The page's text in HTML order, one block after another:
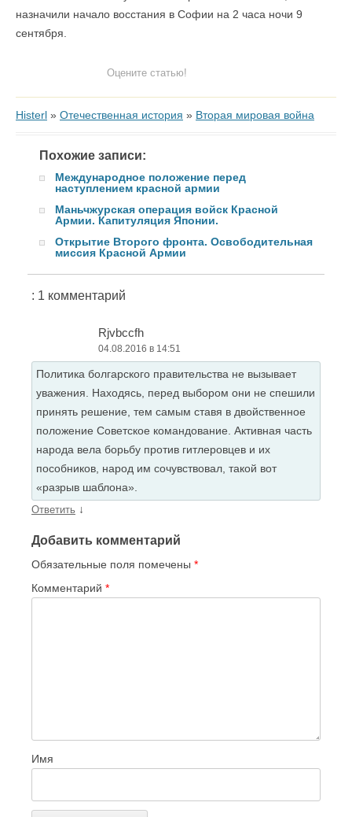
назначили начало восстания в Софии на 2 часа ночи 9
сентября.
Оцените статью!
Histerl » Отечественная история » Вторая мировая война
Похожие записи:
Международное положение перед
наступлением красной армии
Маньчжурская операция войск Красной
Армии. Капитуляция Японии.
Открытие Второго фронта. Освободительная
миссия Красной Армии
: 1 комментарий
Rjvbccfh
04.08.2016 в 14:51
Политика болгарского правительства не вызывает
уважения. Находясь, перед выбором они не спешили
принять решение, тем самым ставя в двойственное
положение Советское командование. Активная часть
народа вела борьбу против гитлеровцев и их
пособников, народ им сочувствовал, такой вот
«разрыв шаблона».
Ответить ↓
Добавить комментарий
Обязательные поля помечены *
Комментарий *
Имя